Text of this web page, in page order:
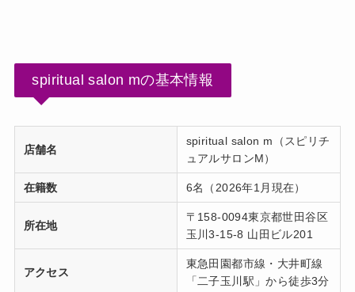
spiritual salon mの基本情報
店舗名
spiritual salon m（スピリチ
ュアルサロンM）
在籍数 6名（2026年1月現在）
所在地
〒158-0094東京都世田谷区
玉川3-15-8 山田ビル201
アクセス
東急田園都市線・大井町線
「二子玉川駅」から徒歩3分